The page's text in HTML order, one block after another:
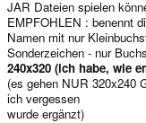
JAR Dateien spielen
EMPFOHLEN : benennt
Namen mit nur
Sonderzeichen - nur
240x320 (ich habe, wie
(es gehen NUR 320x240
ich vergessen
wurde ergänzt)